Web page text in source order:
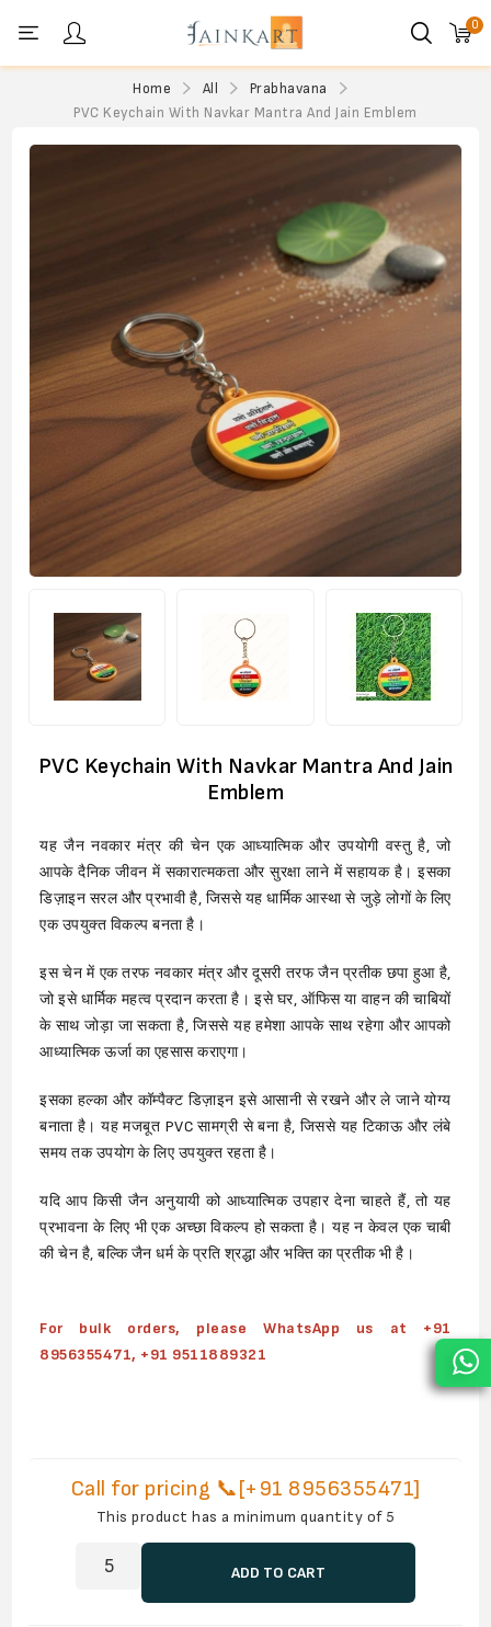
0
Home All
Prabhavana
PVC Keychain With Navkar Mantra And Jain Emblem
PVC Keychain With Navkar Mantra And Jain
Emblem
यह जैन नवकार मंत्र की चेन एक आध्यात्मिक और उपयोगी वस्तु है, जो
आपके दैनिक जीवन में सकारात्मकता और सुरक्षा लाने में सहायक है। इसका
डिज़ाइन सरल और प्रभावी है, जिससे यह धार्मिक आस्था से जुड़े लोगों के लिए
एक उपयुक्त विकल्प बनता है।
इस चेन में एक तरफ नवकार मंत्र और दूसरी तरफ जैन प्रतीक छपा हुआ है,
जो इसे धार्मिक महत्व प्रदान करता है। इसे घर, ऑफिस या वाहन की चाबियों
के साथ जोड़ा जा सकता है, जिससे यह हमेशा आपके साथ रहेगा और आपको
आध्यात्मिक ऊर्जा का एहसास कराएगा।
इसका हल्का और कॉम्पैक्ट डिज़ाइन इसे आसानी से रखने और ले जाने योग्य
बनाता है। यह मजबूत PVC सामग्री से बना है, जिससे यह टिकाऊ और लंबे
समय तक उपयोग के लिए उपयुक्त रहता है।
यदि आप किसी जैन अनुयायी को आध्यात्मिक उपहार देना चाहते हैं, तो यह
प्रभावना के लिए भी एक अच्छा विकल्प हो सकता है। यह न केवल एक चाबी
की चेन है, बल्कि जैन धर्म के प्रति श्रद्धा और भक्ति का प्रतीक भी है।
For bulk orders, please WhatsApp us at +91
8956355471, +91 9511889321
Call for pricing 📞[+91 8956355471]
This product has a minimum quantity of 5
ADD TO CART